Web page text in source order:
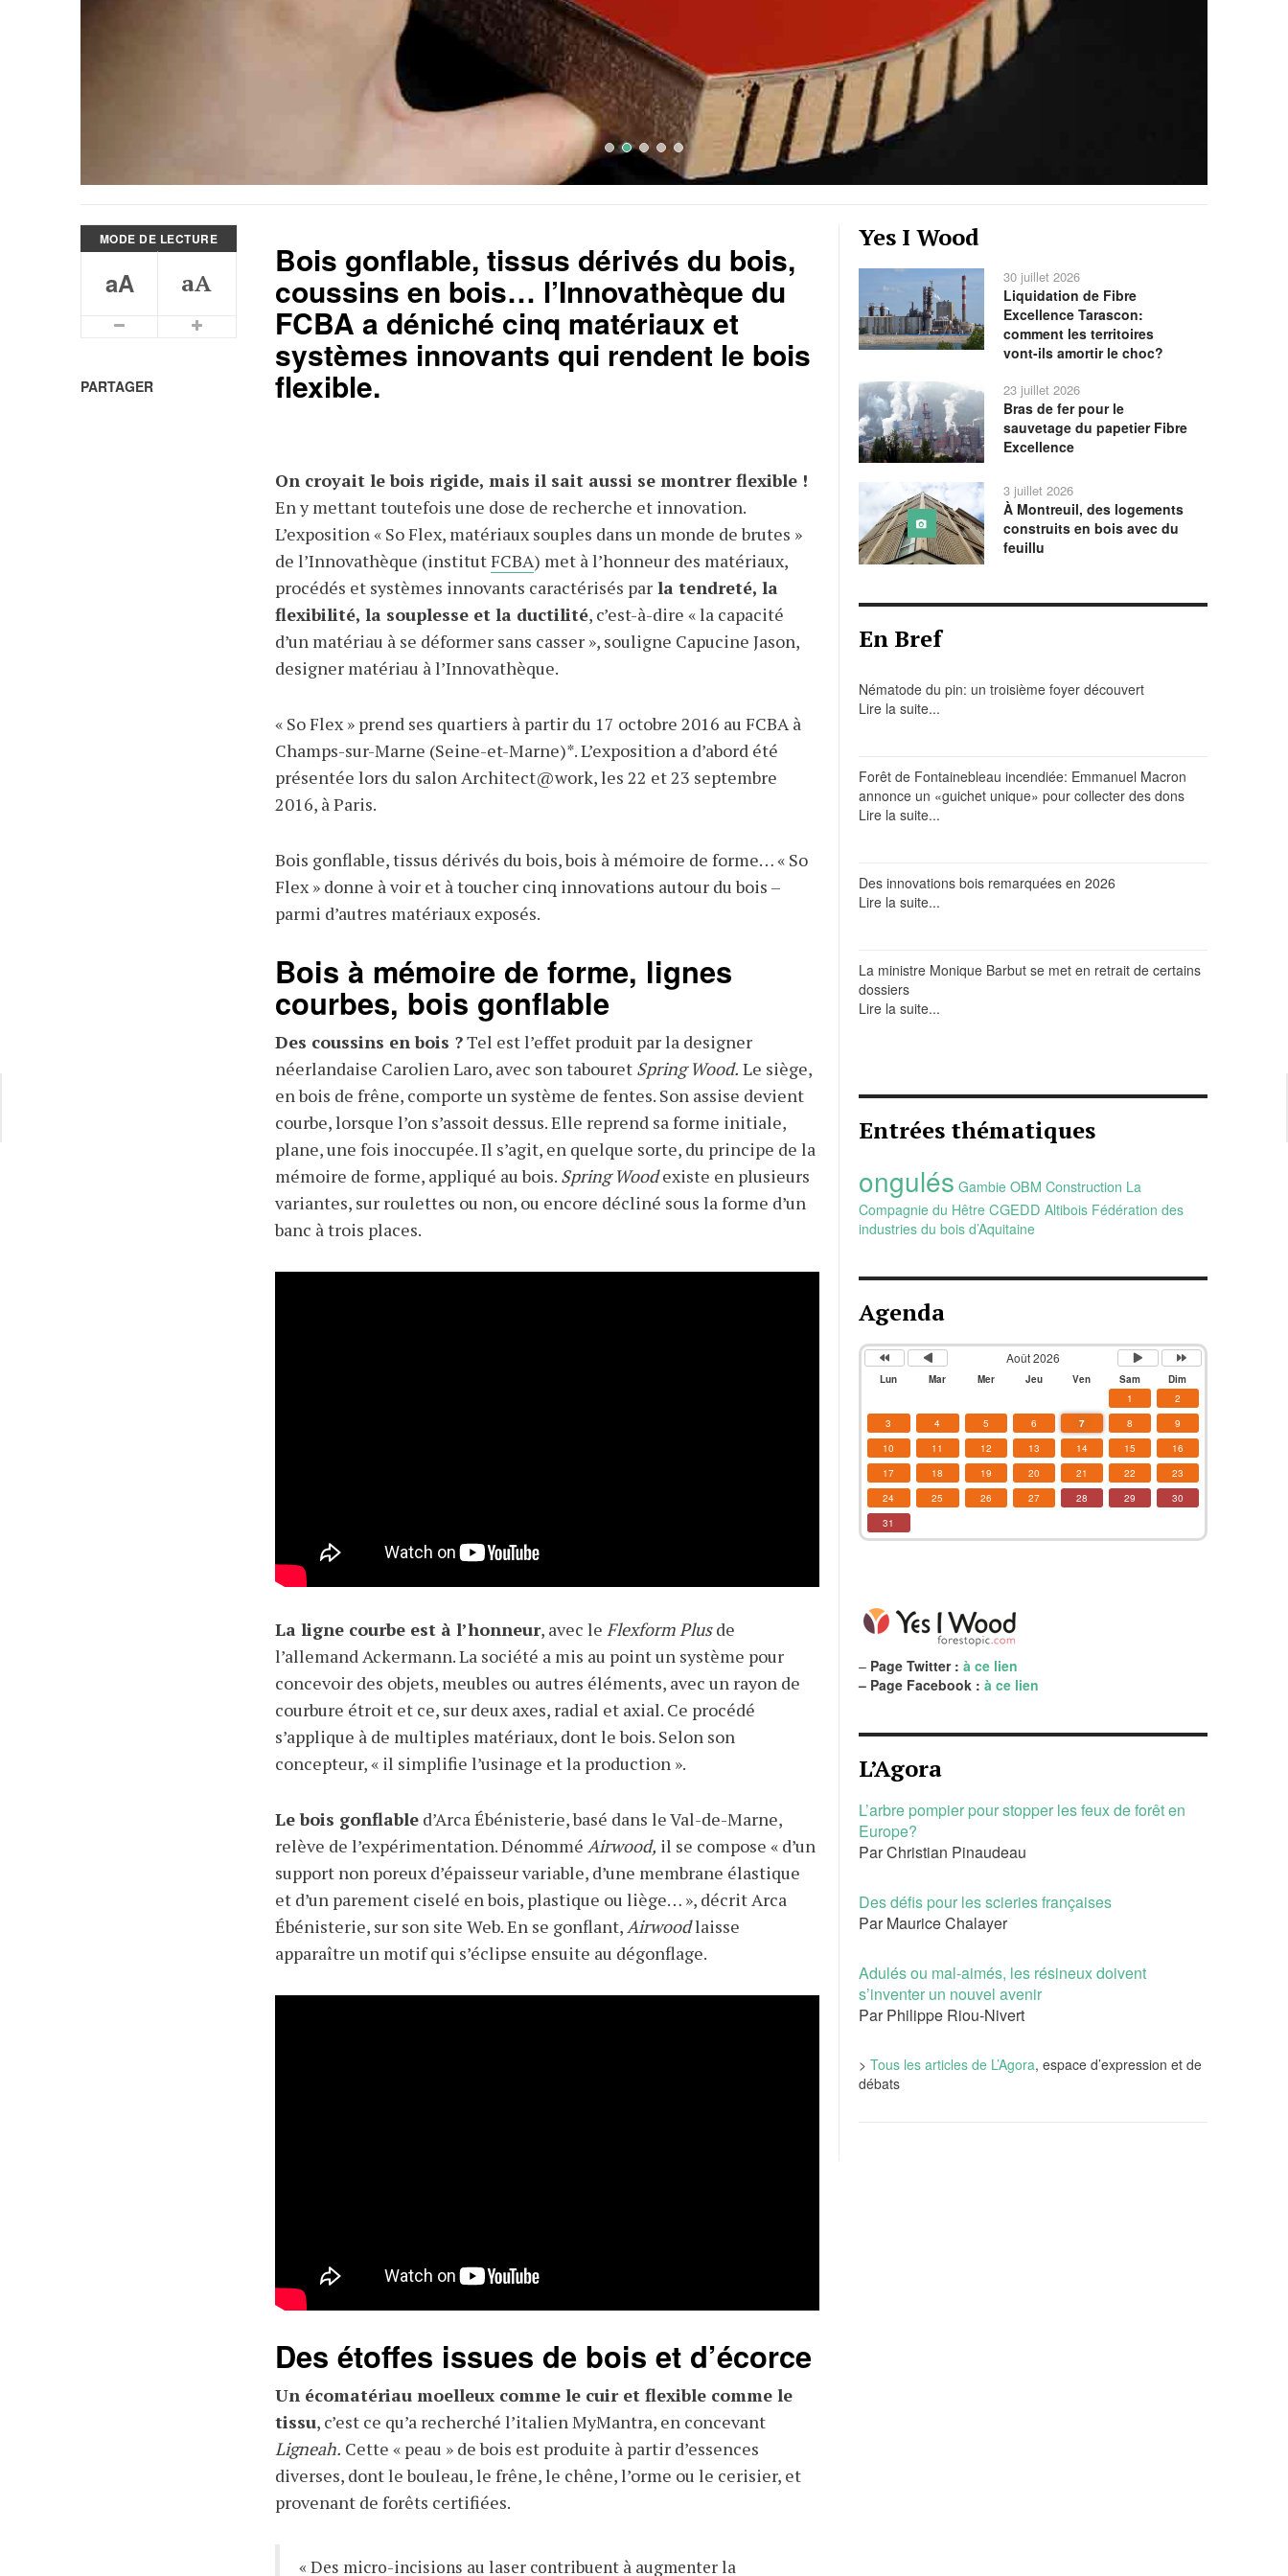
MODE DE LECTURE
aA aA
Plus petits caractèresPlus grands caractères
PARTAGER
Bois gonflable, tissus dérivés du bois,
coussins en bois… l’Innovathèque du
FCBA a déniché cinq matériaux et
systèmes innovants qui rendent le bois
flexible.
On croyait le bois rigide, mais il sait aussi se montrer flexible !
En y mettant toutefois une dose de recherche et innovation.
L’exposition « So Flex, matériaux souples dans un monde de brutes »
de l’Innovathèque (institutFCBA) met à l’honneur des matériaux,
procédés et systèmes innovants caractérisés parla tendreté, la
flexibilité, la souplesse et la ductilité, c’est-à-dire « la capacité
d’un matériau à se déformer sans casser », souligne Capucine Jason,
designer matériau à l’Innovathèque.
« So Flex » prend ses quartiers à partir du 17 octobre 2016 au FCBA à
Champs-sur-Marne (Seine-et-Marne)*. L’exposition a d’abord été
présentée lors du salon Architect@work, les 22 et 23 septembre
2016, à Paris.
Bois gonflable, tissus dérivés du bois, bois à mémoire de forme… « So
Flex » donne à voir et à toucher cinq innovations autour du bois –
parmi d’autres matériaux exposés.
Bois à mémoire de forme, lignes
courbes, bois gonflable
Des coussins en bois ?Tel est l’effet produit par la designer
néerlandaise Carolien Laro, avec son tabouret Spring Wood. Le siège,
en bois de frêne, comporte un système de fentes. Son assise devient
courbe, lorsque l’on s’assoit dessus. Elle reprend sa forme initiale,
plane, une fois inoccupée. Il s’agit, en quelque sorte, du principe de la
mémoire de forme, appliqué au bois. Spring Woodexiste en plusieurs
variantes, sur roulettes ou non, ou encore décliné sous la forme d’un
banc à trois places.
La ligne courbe est à l’honneur, avec le Flexform Plusde
l’allemand Ackermann. La société a mis au point un système pour
concevoir des objets, meubles ou autres éléments, avec un rayon de
courbure étroit et ce, sur deux axes, radial et axial. Ce procédé
s’applique à de multiples matériaux, dont le bois. Selon son
concepteur, « il simplifie l’usinage et la production ».
Le bois gonflabled’Arca Ébénisterie, basé dans le Val-de-Marne,
relève de l’expérimentation. Dénommé Airwood, il se compose « d’un
support non poreux d’épaisseur variable, d’une membrane élastique
et d’un parement ciselé en bois, plastique ou liège… », décrit Arca
Ébénisterie, sur son site Web. En se gonflant,Airwoodlaisse
apparaître un motif qui s’éclipse ensuite au dégonflage.
Des étoffes issues de bois et d’écorce
Un écomatériau moelleux comme le cuir et flexible comme le
tissu, c’est ce qu’a recherché l’italien MyMantra, en concevant
Ligneah. Cette « peau » de bois est produite à partir d’essences
diverses, dont le bouleau, le frêne, le chêne, l’orme ou le cerisier, et
provenant de forêts certifiées.
« Des micro-incisions au laser contribuent à augmenter la
Yes I Wood
30 juillet 2026
Liquidation de Fibre
Excellence Tarascon:
comment les territoires
vont-ils amortir le choc?
23 juillet 2026
Bras de fer pour le
sauvetage du papetier Fibre
Excellence
3 juillet 2026
À Montreuil, des logements
construits en bois avec du
feuillu
En Bref
Nématode du pin: un troisième foyer découvert
Lire la suite...
Forêt de Fontainebleau incendiée: Emmanuel Macron
annonce un «guichet unique» pour collecter des dons
Lire la suite...
Des innovations bois remarquées en 2026
Lire la suite...
La ministre Monique Barbut se met en retrait de certains
dossiers
Lire la suite...
Entrées thématiques
ongulés Gambie OBM Construction La
Compagnie du Hêtre CGEDD Altibois Fédération des
industries du bois d’Aquitaine
Agenda
précédenteprécédent
Août 2026
Lun Mar Mer Jeu Ven Sam
Dim
1
2
3
4 5 6 7 8
9
10
11 12 13 14 15
16
17
18 19 20 21 22
23
24
25 26 27 28 29
30
31
–Page Twitter : à ce lien
– Page Facebook : à ce lien
L’Agora
L’arbre pompier pour stopper les feux de forêt en
Europe?
Par Christian Pinaudeau
Des défis pour les scieries françaises
Par Maurice Chalayer
Adulés ou mal-aimés, les résineux doivent
s’inventer un nouvel avenir
Par Philippe Riou-Nivert
> Tous les articles de L’Agora, espace d’expression et de
débats